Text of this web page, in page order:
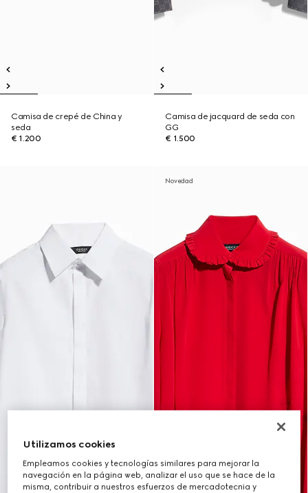
Camisa de crepé de China y
seda
€ 1.200
Camisa de jacquard de seda con
GG
€ 1.500
Novedad
Utilizamos cookies
Empleamos cookies y tecnologías similares para mejorar la
navegación en la página web, analizar el uso que se hace de la
misma, contribuir a nuestros esfuerzos de mercadotecnia y